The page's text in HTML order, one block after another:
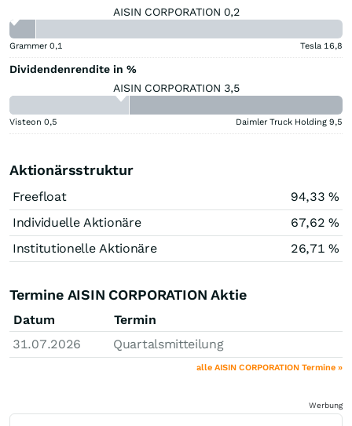
AISIN CORPORATION 0,2
Grammer 0,1 Tesla 16,8
Dividendenrendite in %
AISIN CORPORATION 3,5
Visteon 0,5 Daimler Truck Holding 9,5
Aktionärsstruktur
Freefloat
94,33 %
Individuelle Aktionäre
67,62 %
Institutionelle Aktionäre
26,71 %
Termine AISIN CORPORATION Aktie
Datum
Termin
31.07.2026
Quartalsmitteilung
alle AISIN CORPORATION Termine »
Werbung